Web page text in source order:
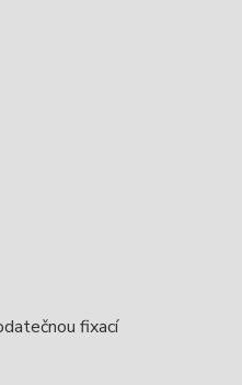
fixací